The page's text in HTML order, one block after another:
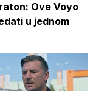
Ove Voyo
u jednom